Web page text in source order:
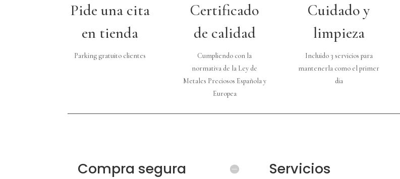
Pide una cita
en tienda
Parking gratuito clientes
Certificado
de calidad
Cumpliendo con la
normativa de la Ley de
Metales Preciosos Española y
Europea
Cuidado y
limpieza
Incluido 3 servicios para
mantenerla como el primer
dia
Compra segura Servicios